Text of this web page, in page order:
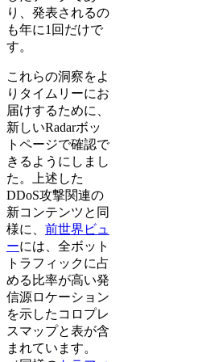
り、発表されるの
も年に1回だけで
す。
これらの洞察をよ
りタイムリーにお
届けするために、
新しいRadarボッ
トページで確認で
きるようにしまし
た。上述した
DDoS攻撃関連の
新コンテンツと同
様に、 前世界ビュ
ーには、全ボット
トラフィックに占
める比率が高い発
信源ロケーション
を示したコロプレ
スマップと表が含
まれています。